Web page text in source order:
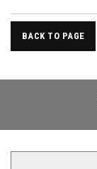
BACK TO PAGE